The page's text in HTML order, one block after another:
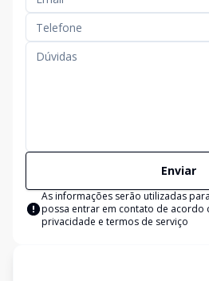
Enviar
As informações serão utilizadas
possa entrar em contato de acordo
privacidade e termos de serviço